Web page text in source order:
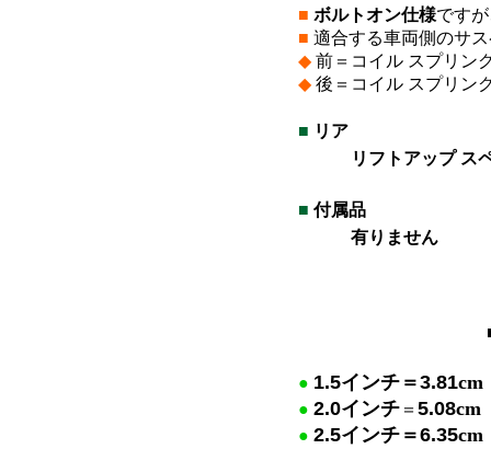
■ ボルトオン仕様です
■ 適合する車両側のサ
◆ 前＝コイル スプリン
◆ 後＝コイル スプリン
■ リア
リフトアップ ス
■ 付属品
有りません
● 1.5インチ＝3.81cm
● 2.0インチ ＝ 5.08cm
● 2.5インチ＝6.35cm